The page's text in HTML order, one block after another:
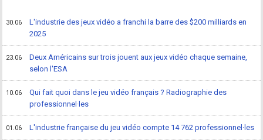
30.06
L'industrie des jeux vidéo a franchi la barre des $200 milliards en
2025
23.06
Deux Américains sur trois jouent aux jeux vidéo chaque semaine,
selon l'ESA
10.06
Qui fait quoi dans le jeu vidéo français ? Radiographie des
professionnel·les
01.06 L'industrie française du jeu vidéo compte 14 762 professionnel·les